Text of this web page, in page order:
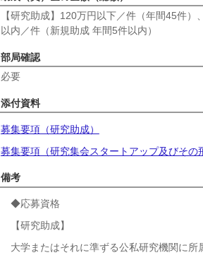
【研究助成】120万円以下／件（年間45件
以内／件（新規助成 年間5件以内）
部局確認
必要
添付資料
募集要項（研究助成）
募集要項（研究集会スタートアップ及びその
備考
◆応募資格
【研究助成】
大学またはそれに準ずる公私研究機関に